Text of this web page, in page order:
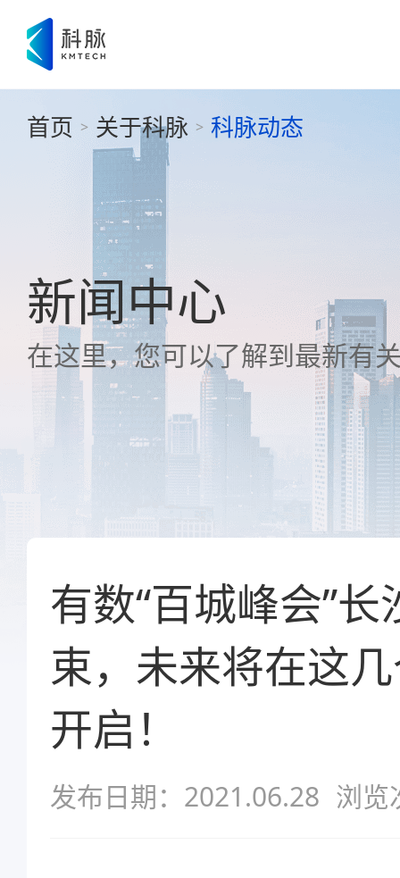
首页 > 关于科脉 > 科脉动态
新闻中心
在这里，您可以了解到最新有
有数“百城峰会”
束，未来将在这
开启！
发布日期：2021.06.28 浏览